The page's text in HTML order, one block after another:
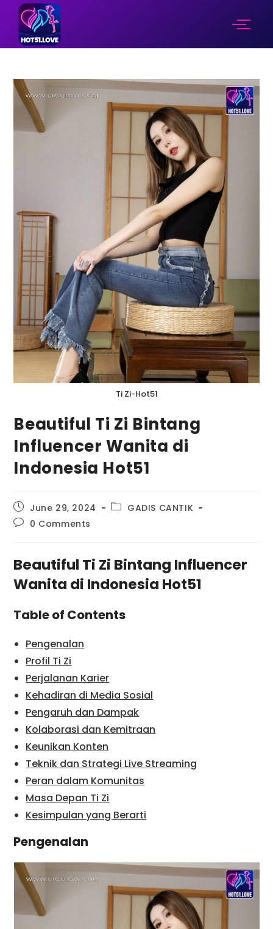
Ti Zi-Hot51
Beautiful Ti Zi Bintang
Influencer Wanita di
Indonesia Hot51
June 29, 2024
GADIS CANTIK
0 Comments
Beautiful Ti Zi Bintang Influencer
Wanita di Indonesia Hot51
Table of Contents
Pengenalan
Profil Ti Zi
Perjalanan Karier
Kehadiran di Media Sosial
Pengaruh dan Dampak
Kolaborasi dan Kemitraan
Keunikan Konten
Teknik dan Strategi Live Streaming
Peran dalam Komunitas
Masa Depan Ti Zi
Kesimpulan yang Berarti
Pengenalan